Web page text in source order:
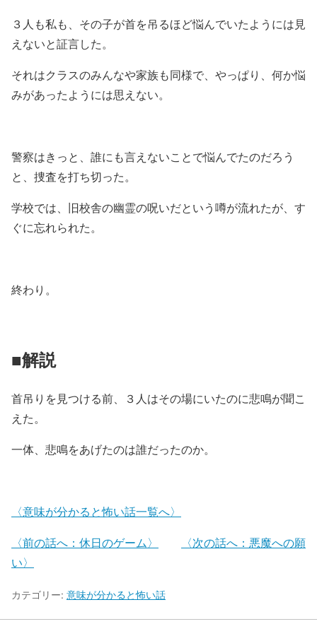
３人も私も、その子が首を吊るほど悩んでいたようには見
えないと証言した。
それはクラスのみんなや家族も同様で、やっぱり、何か悩
みがあったようには思えない。
警察はきっと、誰にも言えないことで悩んでたのだろう
と、捜査を打ち切った。
学校では、旧校舎の幽霊の呪いだという噂が流れたが、す
ぐに忘れられた。
終わり。
■解説
首吊りを見つける前、３人はその場にいたのに悲鳴が聞こ
えた。
一体、悲鳴をあげたのは誰だったのか。
〈意味が分かると怖い話一覧へ〉
〈前の話へ：休日のゲーム〉
〈次の話へ：悪魔への願
い〉
カテゴリー: 意味が分かると怖い話